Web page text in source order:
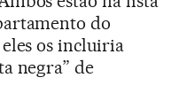
do
os incluiria
negra” de